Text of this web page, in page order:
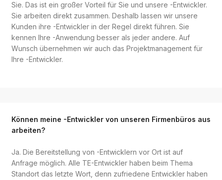
Sie. Das ist ein großer Vorteil für Sie und unsere -Entwickler.
Sie arbeiten direkt zusammen. Deshalb lassen wir unsere
Kunden ihre -Entwickler in der Regel direkt führen. Sie
kennen Ihre -Anwendung besser als jeder andere. Auf
Wunsch übernehmen wir auch das Projektmanagement für
Ihre -Entwickler.
Können meine -Entwickler von unseren Firmenbüros aus
arbeiten?
Ja. Die Bereitstellung von -Entwicklern vor Ort ist auf
Anfrage möglich. Alle TE-Entwickler haben beim Thema
Standort das letzte Wort, denn zufriedene Entwickler haben